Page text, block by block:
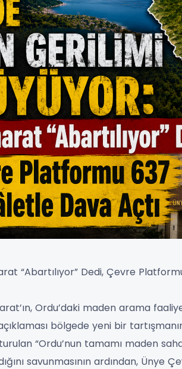
“Abartılıyor” Dedi, Çevre
Ordu’daki maden arama
bölgede yeni bir
“Ordu’nun tamamı maden
savunmasının ardından, Ünye